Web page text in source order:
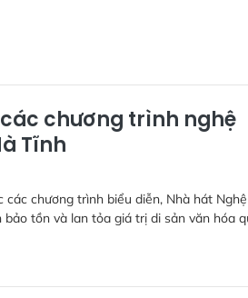
chương trình nghệ
Tĩnh
chương trình biểu diễn, Nhà hát Nghệ
tồn và lan tỏa giá trị di sản văn hóa